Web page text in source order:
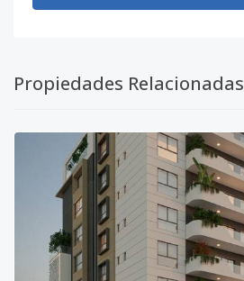
Propiedades Relacionadas